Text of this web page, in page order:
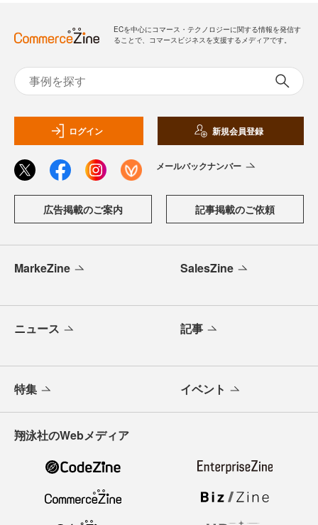
ECを中心にコマース・テクノロジーに関する情報を発信す
ることで、コマースビジネスを支援するメディアです。
ログイン 新規会員登録
メールバックナンバー
広告掲載のご案内 記事掲載のご依頼
MarkeZine SalesZine
ニュース 記事
特集 イベント
翔泳社のWebメディア